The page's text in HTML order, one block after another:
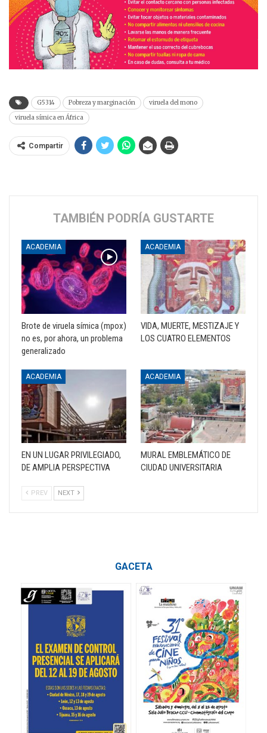
G5314 Pobreza y marginación
viruela del mono
viruela símica en África
Compartir
TAMBIÉN PODRÍA GUSTARTE
ACADEMIA
Brote de viruela símica (mpox)
no es, por ahora, un problema
generalizado
ACADEMIA
VIDA, MUERTE, MESTIZAJE Y
LOS CUATRO ELEMENTOS
ACADEMIA
EN UN LUGAR PRIVILEGIADO,
DE AMPLIA PERSPECTIVA
ACADEMIA
MURAL EMBLEMÁTICO DE
CIUDAD UNIVERSITARIA
PREV NEXT
GACETA